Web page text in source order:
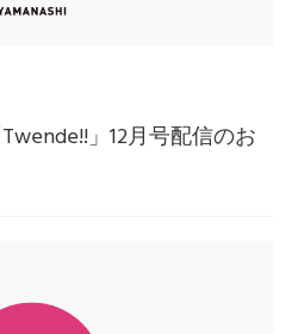
」12月号配信のお